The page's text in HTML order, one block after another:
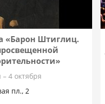
«Барон Штиглиц.
4 октября
пл., 2